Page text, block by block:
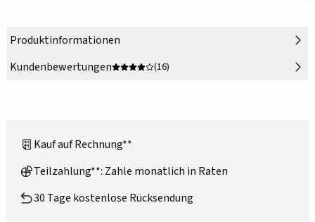
Produktinformationen
Kundenbewertungen
(16)
Kauf auf Rechnung**
Teilzahlung**: Zahle monatlich in Raten
30 Tage kostenlose Rücksendung